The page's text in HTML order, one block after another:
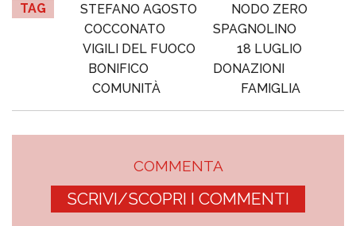
TAG STEFANO AGOSTO
NODO ZERO
COCCONATO
SPAGNOLINO
VIGILI DEL FUOCO
18 LUGLIO
BONIFICO
DONAZIONI
COMUNITÀ
FAMIGLIA
COMMENTA
SCRIVI/SCOPRI I COMMENTI